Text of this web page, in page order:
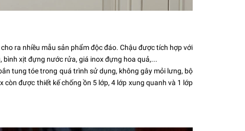
ra nhiều mẫu sản phẩm độc đáo. Chậu được tích hợp với
bình xịt đựng nước rửa, giá inox đựng hoa quả,...
tung tóe trong quá trình sử dụng, không gây mỏi lưng, bộ
được thiết kế chống ồn 5 lớp, 4 lớp xung quanh và 1 lớp